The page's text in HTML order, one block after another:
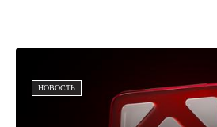
НОВОСТЬ